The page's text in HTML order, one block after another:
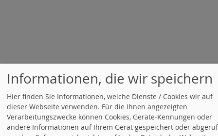
Informationen, die wir speichern
Hier finden Sie Informationen, welche Dienste / Cookies wir auf
dieser Webseite verwenden. Für die Ihnen angezeigten
Verarbeitungszwecke können Cookies, Geräte-Kennungen oder
andere Informationen auf Ihrem Gerät gespeichert oder